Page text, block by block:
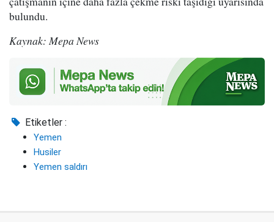
bulundu.
Kaynak: Mepa News
Etiketler :
Yemen
Husiler
Yemen saldırı